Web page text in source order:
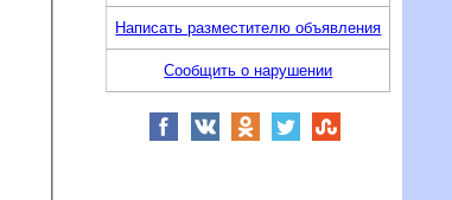
Написать разместителю объявления
Сообщить о нарушении